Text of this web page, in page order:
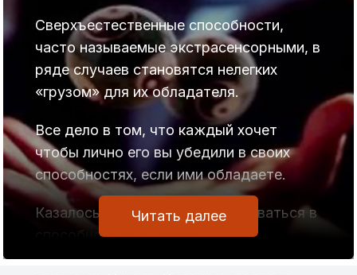
Сверхъестественные способности,
часто называемые экстрасенсорными, в
ряде случаев становятся нелегких
«грузом» для их обладателя.
Все дело в том, что каждый хочет
чтобы лично его вы убедили в своих
способностях, если ими обладаете.
Казалось бы, нет повода сомневаться в
способностях, которые
демонстрировали научному миру такие
Читать далее